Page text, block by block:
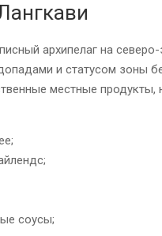
архипелаг на
и статусом зоны
местные продукты,
соусы;